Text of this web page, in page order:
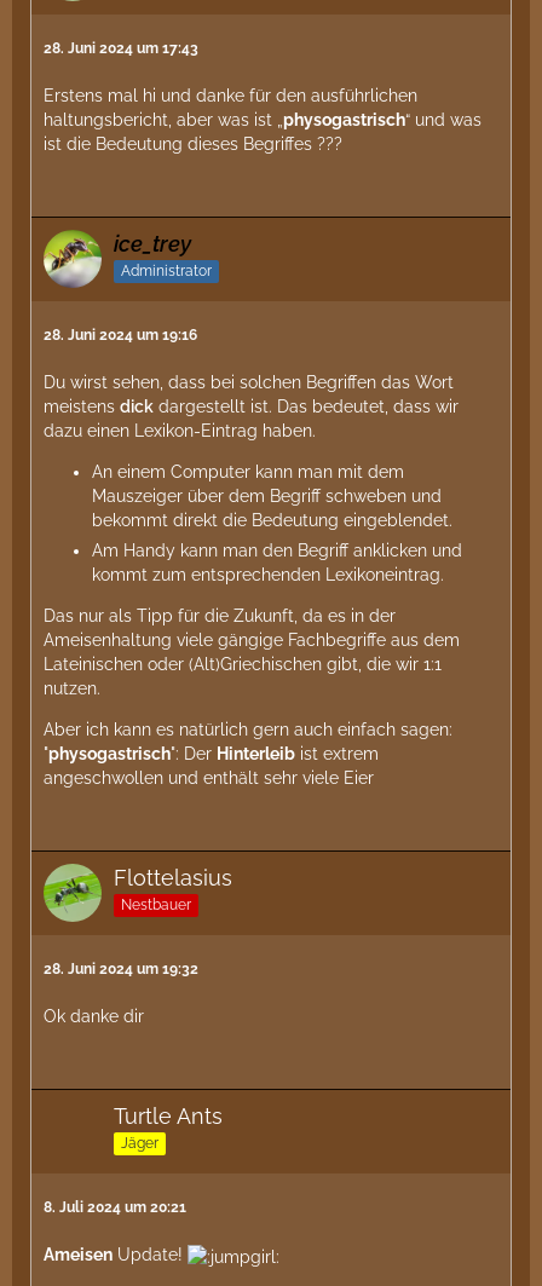
28. Juni 2024 um 17:43
Erstens mal hi und danke für den ausführlichen
haltungsbericht, aber was ist „physogastrisch“ und was
ist die Bedeutung dieses Begriffes ???
ice_trey
Administrator
28. Juni 2024 um 19:16
Du wirst sehen, dass bei solchen Begriffen das Wort
meistens dick dargestellt ist. Das bedeutet, dass wir
dazu einen Lexikon-Eintrag haben.
An einem Computer kann man mit dem
Mauszeiger über dem Begriff schweben und
bekommt direkt die Bedeutung eingeblendet.
Am Handy kann man den Begriff anklicken und
kommt zum entsprechenden Lexikoneintrag.
Das nur als Tipp für die Zukunft, da es in der
Ameisenhaltung viele gängige Fachbegriffe aus dem
Lateinischen oder (Alt)Griechischen gibt, die wir 1:1
nutzen.
Aber ich kann es natürlich gern auch einfach sagen:
"physogastrisch": Der Hinterleib ist extrem
angeschwollen und enthält sehr viele Eier
Flottelasius
Nestbauer
28. Juni 2024 um 19:32
Ok danke dir
Turtle Ants
Jäger
8. Juli 2024 um 20:21
Ameisen Update!